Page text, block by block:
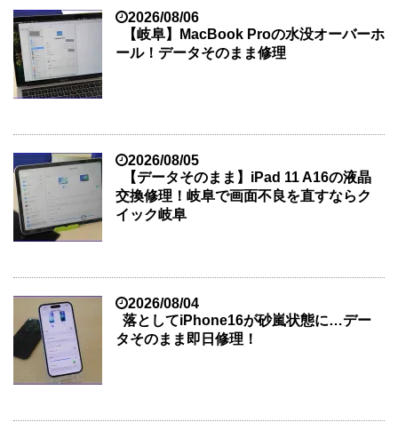
2026/08/06
【岐阜】MacBook Proの水没オーバーホ
ール！データそのまま修理
2026/08/05
【データそのまま】iPad 11 A16の液晶
交換修理！岐阜で画面不良を直すならク
イック岐阜
2026/08/04
落としてiPhone16が砂嵐状態に…デー
タそのまま即日修理！